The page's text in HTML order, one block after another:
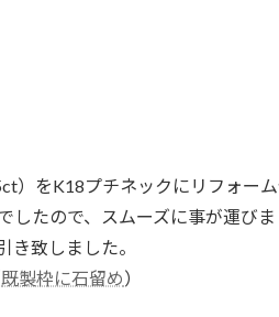
）をK18プチネックにリフォー
したので、スムーズに事が運び
き致しました。
既製枠に石留め）